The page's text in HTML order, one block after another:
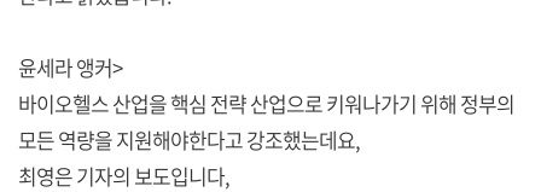
윤세라 앵커>
바이오헬스 산업을 핵심 전략 산업으로 키워나가기 위해 정부의
모든 역량을 지원해야한다고 강조했는데요,
최영은 기자의 보도입니다,